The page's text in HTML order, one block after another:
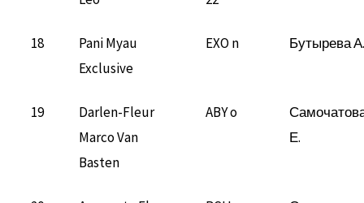
18
Pani Myau
Exclusive
EXO n Бутырева А.
19
Darlen-Fleur
Marco Van
Basten
ABY o
Е.